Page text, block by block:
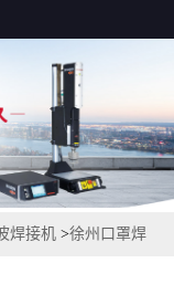
焊接机 >徐州口罩焊